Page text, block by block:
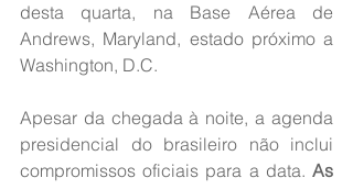
desta quarta, na Base Aérea de
Andrews, Maryland, estado próximo a
Washington, D.C.
Apesar da chegada à noite, a agenda
presidencial do brasileiro não inclui
compromissos oficiais para a data. As